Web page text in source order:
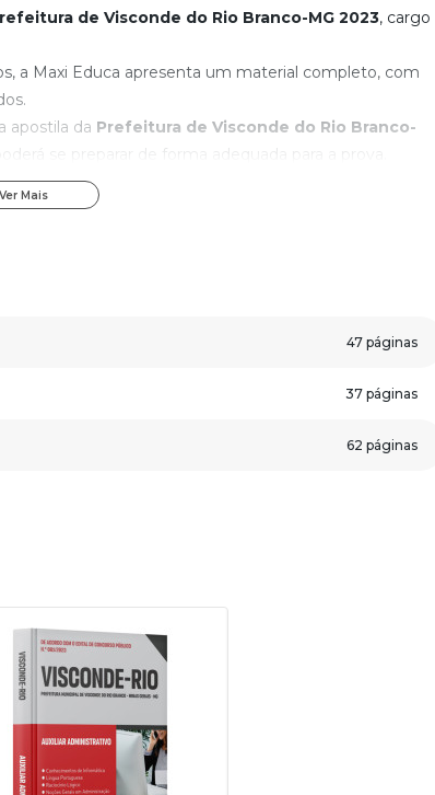
de Visconde do Rio Branco-MG2023, cargo
a Maxi Educa apresenta um material completo, com
apostila da Prefeitura de Visconde do Rio Branco-
se preparar de forma adequada para a prova.
seus estudos e ainda você receberá um bônus
Ver Mais
47 páginas
37 páginas
62 páginas